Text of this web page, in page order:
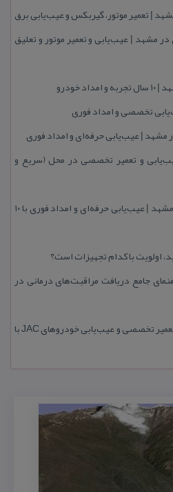
مشهد | عیب‌یابی و تعمیر موتور و تعلیق
تخصصی و امداد فوری
| عیب‌یابی حرفه‌ای و امداد فوری
و تعمیر تخصصی در محل (سریع و
تعمیرگاه تخصصی كوییك در مشهد | عیب‌یابی حرفه‌ای و امداد فوری با ۱۰
جامع دریافت مراقبت‌های درمانی در
امداد خودرو جك در مشهد | تعمیر تخصصی و عیب‌یابی خودروهای JAC با